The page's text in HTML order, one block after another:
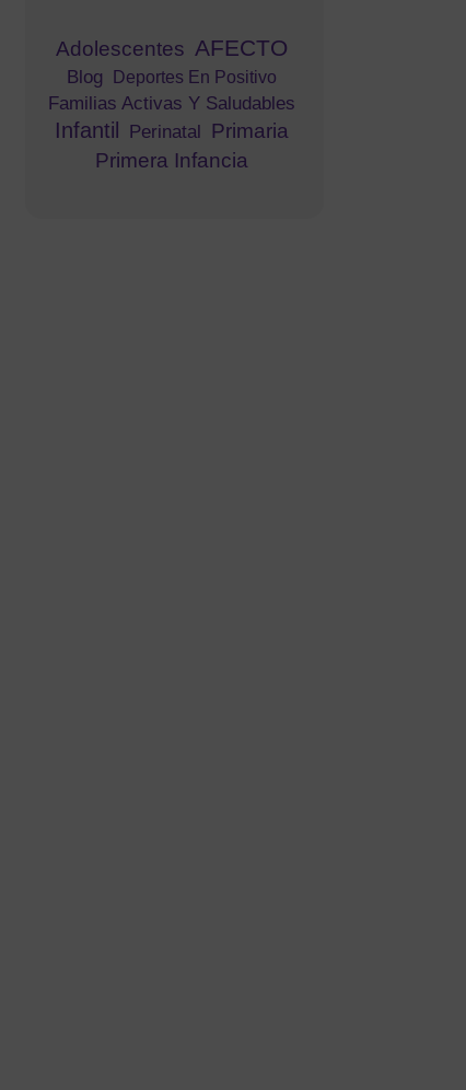
Adolescentes AFECTO
Blog Deportes En Positivo
Familias Activas Y Saludables
Infantil Perinatal Primaria
Primera Infancia